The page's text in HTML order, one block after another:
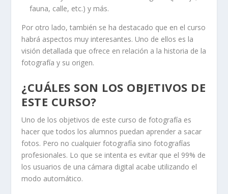
fauna, calle, etc.) y más.
Por otro lado, también se ha destacado que en el curso
habrá aspectos muy interesantes. Uno de ellos es la
visión detallada que ofrece en relación a la historia de la
fotografía y su origen.
¿CUÁLES SON LOS OBJETIVOS DE
ESTE CURSO?
Uno de los objetivos de este curso de fotografía es
hacer que todos los alumnos puedan aprender a sacar
fotos. Pero no cualquier fotografía sino fotografías
profesionales. Lo que se intenta es evitar que el 99% de
los usuarios de una cámara digital acabe utilizando el
modo automático.